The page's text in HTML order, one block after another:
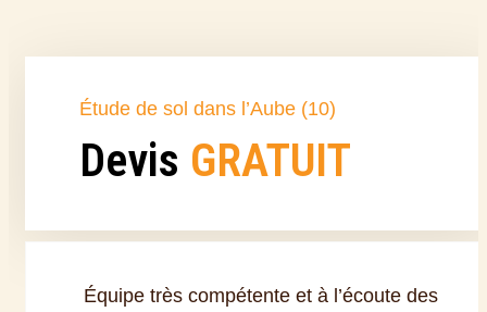
Étude de sol dans l’Aube (10)
Devis GRATUIT
Équipe très compétente et à l’écoute des